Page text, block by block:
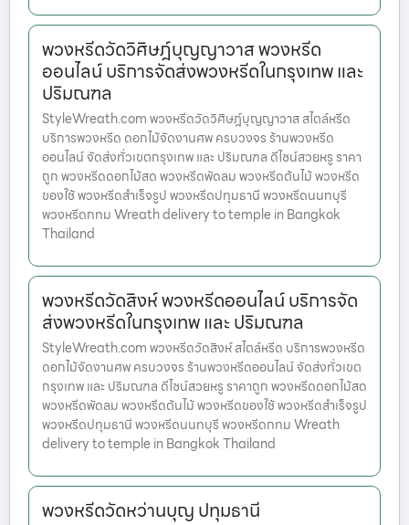
พวงหรีดวัดวิศิษฎ์บุญญาวาส พวงหรีด
ออนไลน์ บริการจัดส่งพวงหรีดในกรุงเทพ และ
ปริมณฑล
StyleWreath.com พวงหรีดวัดวิศิษฎ์บุญญาวาส สไตล์หรีด
บริการพวงหรีด ดอกไม้จัดงานศพ ครบวงจร ร้านพวงหรีด
ออนไลน์ จัดส่งทั่วเขตกรุงเทพ และ ปริมณฑล ดีไซน์สวยหรู ราคา
ถูก พวงหรีดดอกไม้สด พวงหรีดพัดลม พวงหรีดต้นไม้ พวงหรีด
ของใช้ พวงหรีดสำเร็จรูป พวงหรีดปทุมธานี พวงหรีดนนทบุรี
พวงหรีดกทม Wreath delivery to temple in Bangkok
Thailand
พวงหรีดวัดสิงห์ พวงหรีดออนไลน์ บริการจัด
ส่งพวงหรีดในกรุงเทพ และ ปริมณฑล
StyleWreath.com พวงหรีดวัดสิงห์ สไตล์หรีด บริการพวงหรีด
ดอกไม้จัดงานศพ ครบวงจร ร้านพวงหรีดออนไลน์ จัดส่งทั่วเขต
กรุงเทพ และ ปริมณฑล ดีไซน์สวยหรู ราคาถูก พวงหรีดดอกไม้สด
พวงหรีดพัดลม พวงหรีดต้นไม้ พวงหรีดของใช้ พวงหรีดสำเร็จรูป
พวงหรีดปทุมธานี พวงหรีดนนทบุรี พวงหรีดกทม Wreath
delivery to temple in Bangkok Thailand
พวงหรีดวัดหว่านบุญ ปทุมธานี